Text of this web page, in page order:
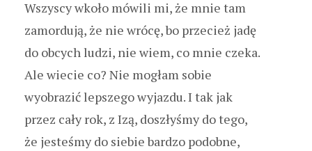
Wszyscy wkoło mówili mi, że mnie tam
zamordują, że nie wrócę, bo przecież jadę
do obcych ludzi, nie wiem, co mnie czeka.
Ale wiecie co? Nie mogłam sobie
wyobrazić lepszego wyjazdu. I tak jak
przez cały rok, z Izą, doszłyśmy do tego,
że jesteśmy do siebie bardzo podobne,